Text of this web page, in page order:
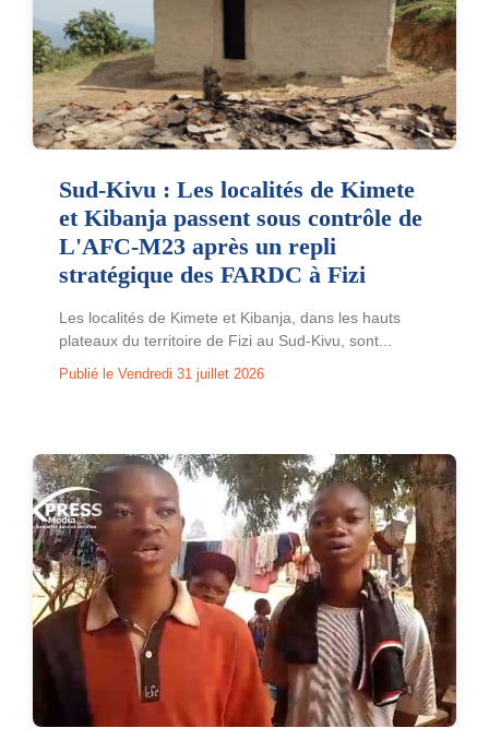
Sud-Kivu : Les localités de Kimete
et Kibanja passent sous contrôle de
L'AFC-M23 après un repli
stratégique des FARDC à Fizi
Les localités de Kimete et Kibanja, dans les hauts
plateaux du territoire de Fizi au Sud-Kivu, sont...
Publié le Vendredi 31 juillet 2026